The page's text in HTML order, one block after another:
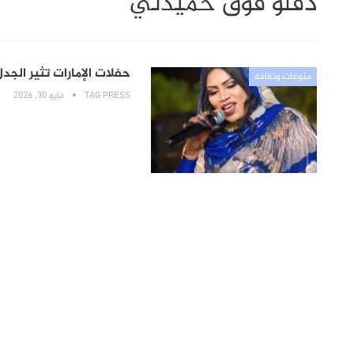
منوعات وثقافة حفلات الإمارات تثير
TAG PRESS مايو 30, 2026